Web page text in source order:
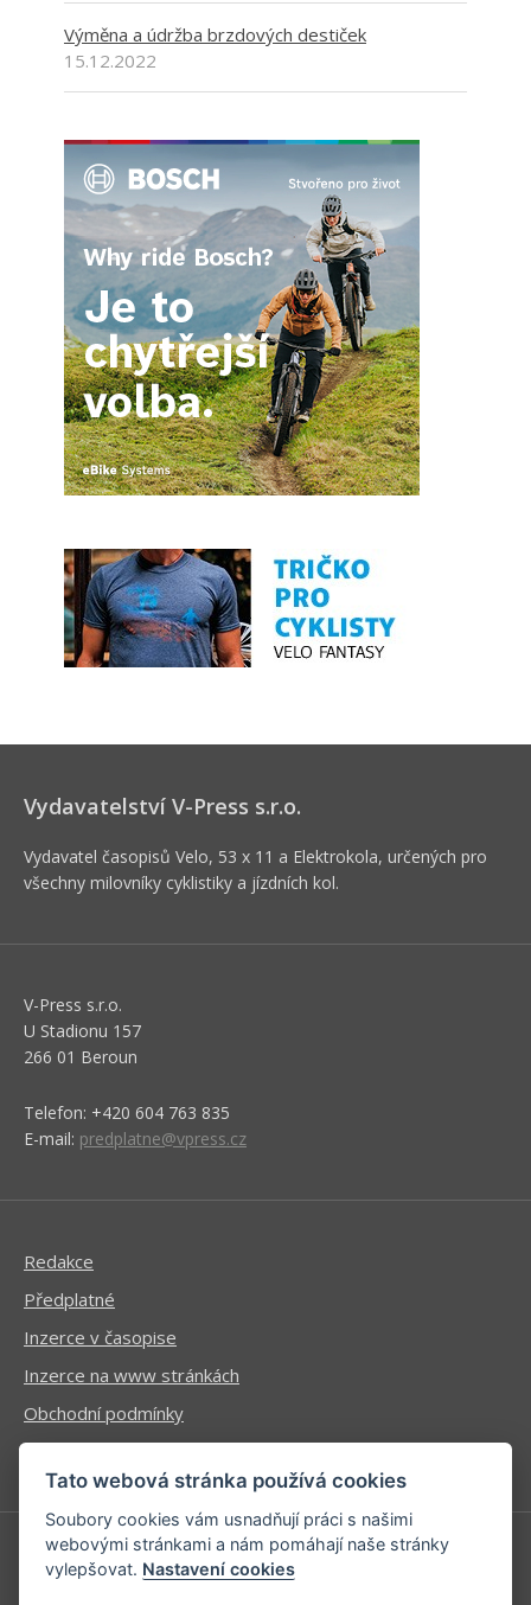
Výměna a údržba brzdových destiček
15.12.2022
Vydavatelství V-Press s.r.o.
Vydavatel časopisů Velo, 53 x 11 a Elektrokola, určených pro
všechny milovníky cyklistiky a jízdních kol.
V-Press s.r.o.
U Stadionu 157
266 01 Beroun
Telefon: +420 604 763 835
E-mail: predplatne@vpress.cz
Redakce
Předplatné
Inzerce v časopise
Inzerce na www stránkách
Obchodní podmínky
Ochrana osobních údajů
Příhlášení | Registrace
Tato webová stránka používá cookies
Soubory cookies vám usnadňují práci s našimi
webovými stránkami a nám pomáhají naše stránky
vylepšovat. Nastavení cookies